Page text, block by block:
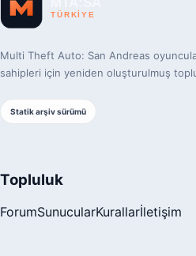
Multi Theft Auto: San Andreas
sahipleri için yeniden oluşturulmuş
Statik arşiv sürümü
Topluluk
ForumSunucularKurallarİletişim